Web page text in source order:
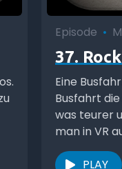
Episode •
37.
Eine
Busfahrt
was teurer
man in VR
PLAY